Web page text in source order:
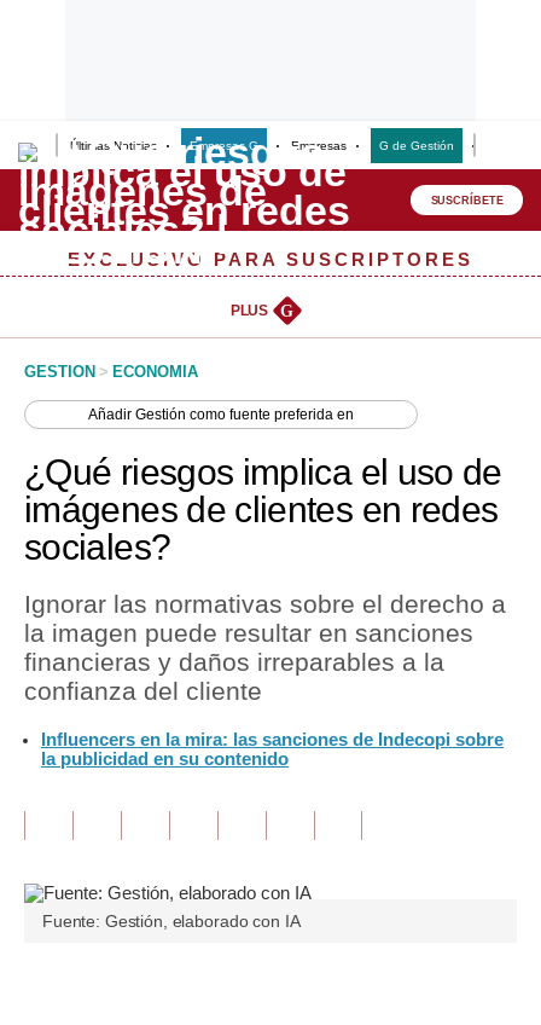
Últimas Noticias Empresas G Empresas G de Gestión
Lo último
Peru Quiosco
Management & Empleo
Perú
Política
Finanzas Personales
Inmobiliarias
Plus G
Blogs
SUSCRÍBETE
EXCLUSIVO PARA SUSCRIPTORES
PLUS G
GESTION > ECONOMIA
AñadirGestión como fuente preferida en
¿Qué riesgos implica el uso de
imágenes de clientes en redes
sociales?
Ignorar las normativas sobre el derecho a
la imagen puede resultar en sanciones
financieras y daños irreparables a la
confianza del cliente
Influencers en la mira: las sanciones de Indecopi sobre
la publicidad en su contenido
Fuente: Gestión, elaborado con IA